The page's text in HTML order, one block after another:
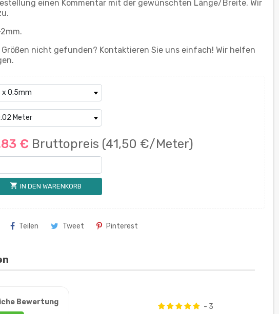
einen Kommentar mit der gewünschten Länge/Breite. Wir
nicht gefunden? Kontaktieren Sie uns einfach! Wir helfen
€ Bruttopreis (41,50 €/Meter)
shopping_cart IN DEN WARENKORB
Teilen Tweet Pinterest
Bewertung
- 3